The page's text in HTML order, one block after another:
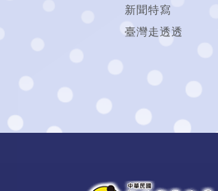
新聞特寫
臺灣走透透